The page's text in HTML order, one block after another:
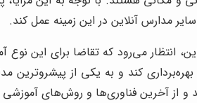
مدارس آنلاین در این زمینه عمل کند.
انتظار می‌رود که تقاضا برای این نوع
بهره‌برداری کند و به یکی از
از آخرین فناوری‌ها و روش‌های آموزشی